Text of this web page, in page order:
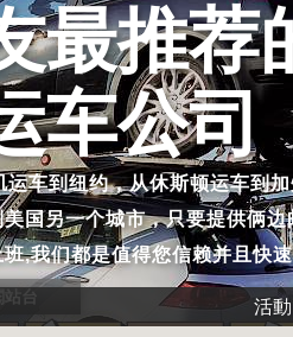
最推荐
车公司
车到纽约，从休斯顿运车到
国另一个城市，只要提供俩
,我们都是值得您信赖并且快
站台 活動